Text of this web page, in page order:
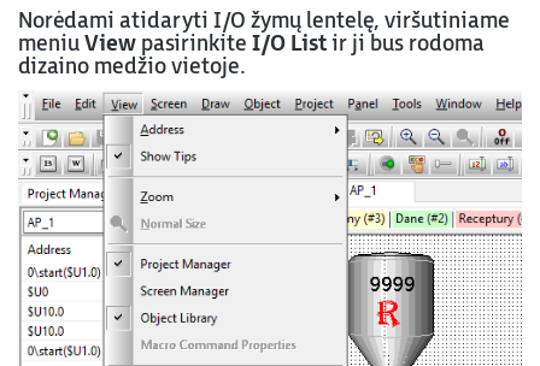
Norėdami atidaryti I/O žymų lentelę, viršutiniame
meniuView pasirinkite I/O Listir ji bus rodoma
dizaino medžio vietoje.